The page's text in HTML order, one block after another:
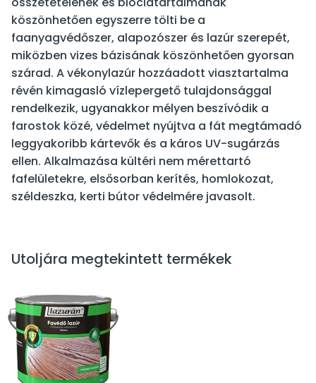
köszönhetően egyszerre tölti be a
faanyagvédőszer, alapozószer és lazúr szerepét,
miközben vizes bázisának köszönhetően gyorsan
szárad. A vékonylazúr hozzáadott viasztartalma
révén kimagasló vízlepergető tulajdonsággal
rendelkezik, ugyanakkor mélyen beszívódik a
farostok közé, védelmet nyújtva a fát megtámadó
leggyakoribb kártevők és a káros UV-sugárzás
ellen. Alkalmazása kültéri nem mérettartó
fafelületekre, elsősorban kerítés, homlokozat,
széldeszka, kerti bútor védelmére javasolt.
Utoljára megtekintett termékek